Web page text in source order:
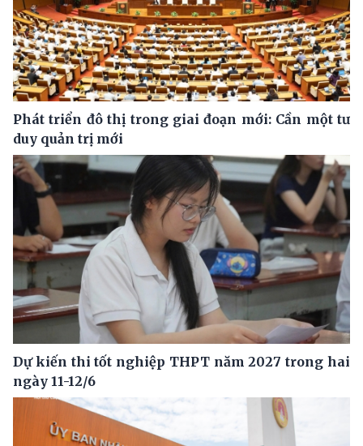
Phát triển đô thị trong giai đoạn mới: Cần một tư
duy quản trị mới
Dự kiến thi tốt nghiệp THPT năm 2027 trong hai
ngày 11-12/6